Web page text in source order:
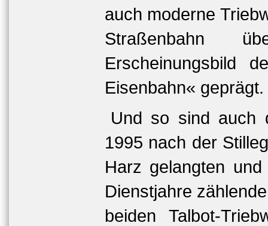
auch moderne
Straßenbahn
Erscheinungsbild
Eisenbahn« geprägt.
Und so sind auch
1995 nach der
Harz gelangten
Dienstjahre
beiden Talbot-